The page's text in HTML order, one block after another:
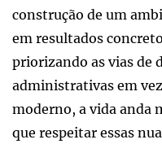
construção de um
em resultados
priorizando as vias de
administrativas em
moderno, a vida anda
que respeitar essas